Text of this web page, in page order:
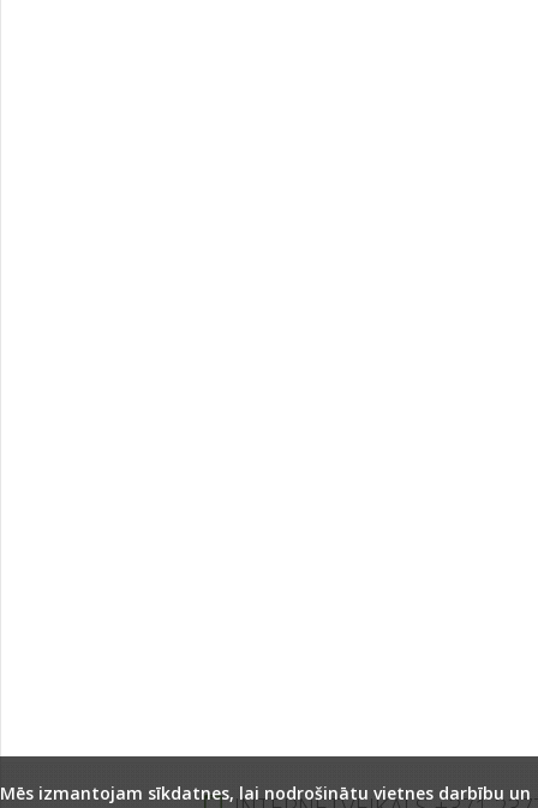
Mēs izmantojam sīkdatnes, lai nodrošinātu vietnes darbību un